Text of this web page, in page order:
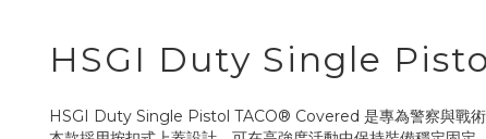
HSGI Duty Single
HSGI Duty Single Pistol TACO® Covered 是專為警察與戰術